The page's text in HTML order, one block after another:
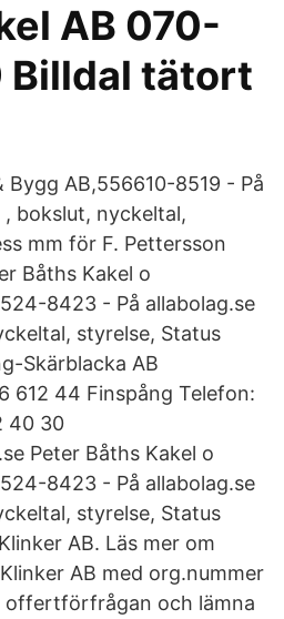
AB 070-
Billdal tätort
Bygg AB,556610-8519 - På
bokslut, nyckeltal,
mm för F. Pettersson
Båths Kakel o
8423 - På allabolag.se
styrelse, Status
Skärblacka AB
612 44 Finspång Telefon:
40 30
Peter Båths Kakel o
8423 - På allabolag.se
styrelse, Status
AB. Läs mer om
AB med org.nummer
offertförfrågan och lämna